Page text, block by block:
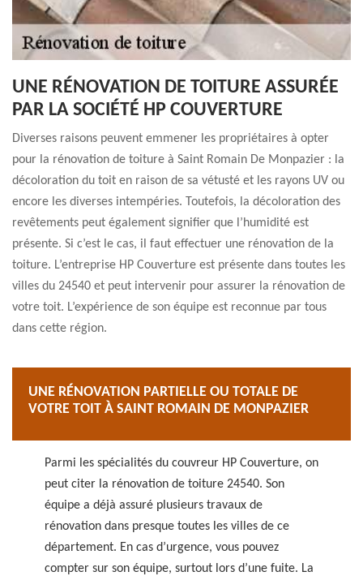
UNE RÉNOVATION DE TOITURE ASSURÉE
PAR LA SOCIÉTÉ HP COUVERTURE
Diverses raisons peuvent emmener les propriétaires à opter
pour la rénovation de toiture à Saint Romain De Monpazier : la
décoloration du toit en raison de sa vétusté et les rayons UV ou
encore les diverses intempéries. Toutefois, la décoloration des
revêtements peut également signifier que l’humidité est
présente. Si c’est le cas, il faut effectuer une rénovation de la
toiture. L’entreprise HP Couverture est présente dans toutes les
villes du 24540 et peut intervenir pour assurer la rénovation de
votre toit. L’expérience de son équipe est reconnue par tous
dans cette région.
UNE RÉNOVATION PARTIELLE OU TOTALE DE
VOTRE TOIT À SAINT ROMAIN DE MONPAZIER
Parmi les spécialités du couvreur HP Couverture, on
peut citer la rénovation de toiture 24540. Son
équipe a déjà assuré plusieurs travaux de
rénovation dans presque toutes les villes de ce
département. En cas d’urgence, vous pouvez
compter sur son équipe, surtout lors d’une fuite. La